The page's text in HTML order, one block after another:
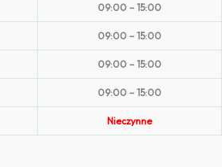
09:00 – 15:00
09:00 – 15:00
09:00 – 15:00
09:00 – 15:00
Nieczynne